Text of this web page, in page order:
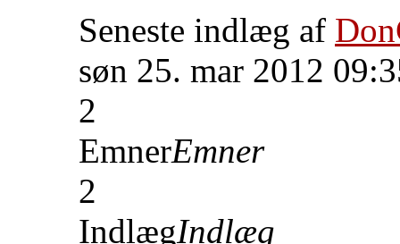
Seneste indlæg af
søn 25. mar 2012
2
EmnerEmner
2
IndlægIndlæg